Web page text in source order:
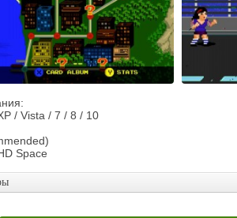
/ Vista / 7 / 8 / 10
Space